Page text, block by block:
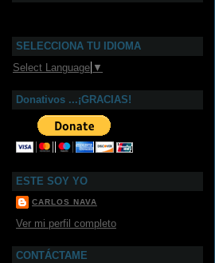
SELECCIONA TU IDIOMA
Select Language ▼
Donativos ...¡GRACIAS!
ESTE SOY YO
CARLOS NAVA
Ver mi perfil completo
CONTÁCTAME